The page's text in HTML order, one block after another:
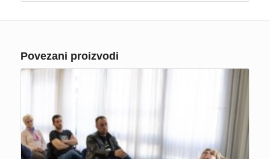
Povezani proizvodi